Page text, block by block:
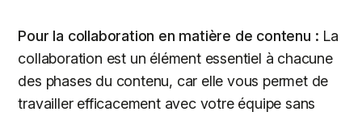
Pour la collaboration en matière de contenu : La
collaboration est un élément essentiel à chacune
des phases du contenu, car elle vous permet de
travailler efficacement avec votre équipe sans